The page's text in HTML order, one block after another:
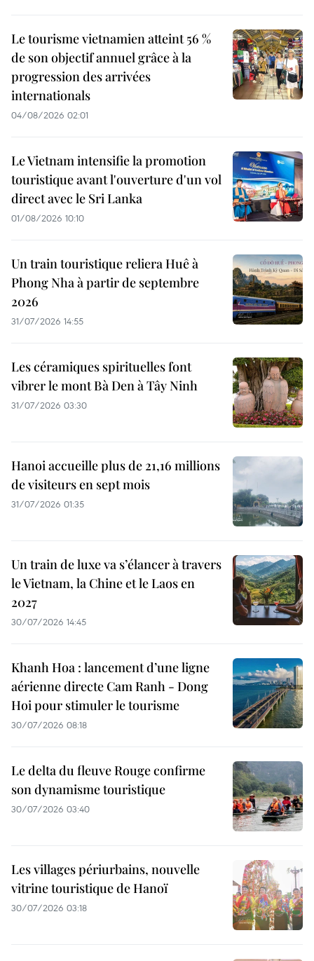
Le tourisme vietnamien atteint 56 %
de son objectif annuel grâce à la
progression des arrivées
internationals
04/08/2026 02:01
Le Vietnam intensifie la promotion
touristique avant l'ouverture d'un vol
direct avec le Sri Lanka
01/08/2026 10:10
Un train touristique reliera Huê à
Phong Nha à partir de septembre
2026
31/07/2026 14:55
Les céramiques spirituelles font
vibrer le mont Bà Den à Tây Ninh
31/07/2026 03:30
Hanoi accueille plus de 21,16 millions
de visiteurs en sept mois ​
31/07/2026 01:35
Un train de luxe va s’élancer à travers
le Vietnam, la Chine et le Laos en
2027
30/07/2026 14:45
Khanh Hoa : lancement d’une ligne
aérienne directe Cam Ranh - Dong
Hoi pour stimuler le tourisme
30/07/2026 08:18
Le delta du fleuve Rouge confirme
son dynamisme touristique
30/07/2026 03:40
Les villages périurbains, nouvelle
vitrine touristique de Hanoï
30/07/2026 03:18